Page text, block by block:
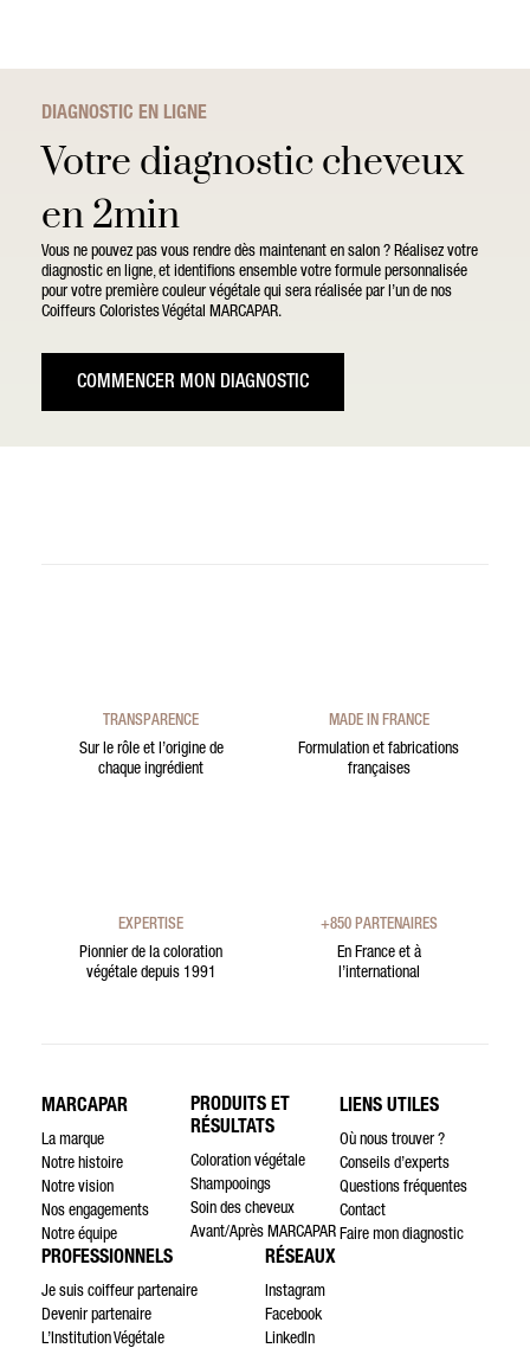
DIAGNOSTIC EN LIGNE
Votre diagnostic cheveux
en 2min
Vous ne pouvez pas vous rendre dès maintenant en salon ? Réalisez votre
diagnostic en ligne, et identifions ensemble votre formule personnalisée
pour votre première couleur végétale qui sera réalisée par l’un de nos
Coiffeurs Coloristes Végétal MARCAPAR.
COMMENCER MON DIAGNOSTIC
TRANSPARENCE
Sur le rôle et l’origine de
chaque ingrédient
MADE IN FRANCE
Formulation et fabrications
françaises
EXPERTISE
Pionnier de la coloration
végétale depuis 1991
+850 PARTENAIRES
En France et à
l’international
MARCAPAR
La marque
Notre histoire
Notre vision
Nos engagements
Notre équipe
PRODUITS ET
RÉSULTATS
Coloration végétale
Shampooings
Soin des cheveux
Avant/Après MARCAPAR
LIENS UTILES
Où nous trouver ?
Conseils d’experts
Questions fréquentes
Contact
Faire mon diagnostic
PROFESSIONNELS
Je suis coiffeur partenaire
Devenir partenaire
L’Institution Végétale
RÉSEAUX
Instagram
Facebook
LinkedIn